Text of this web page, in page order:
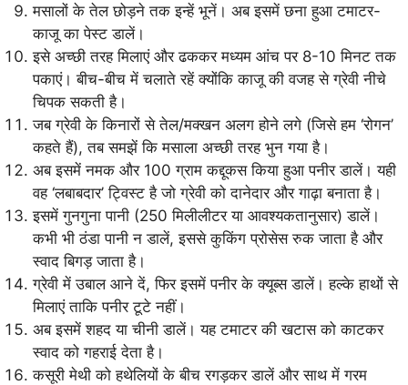
मसालों के तेल छोड़ने तक इन्हें भूनें। अब इसमें छना हुआ टमाटर-
काजू का पेस्ट डालें।
इसे अच्छी तरह मिलाएं और ढककर मध्यम आंच पर 8-10 मिनट तक
पकाएं। बीच-बीच में चलाते रहें क्योंकि काजू की वजह से ग्रेवी नीचे
चिपक सकती है।
जब ग्रेवी के किनारों से तेल/मक्खन अलग होने लगे (जिसे हम ‘रोगन’
कहते हैं), तब समझें कि मसाला अच्छी तरह भुन गया है।
अब इसमें नमक और 100 ग्राम कद्दूकस किया हुआ पनीर डालें। यही
वह ‘लबाबदार’ ट्विस्ट है जो ग्रेवी को दानेदार और गाढ़ा बनाता है।
इसमें गुनगुना पानी (250 मिलीलीटर या आवश्यकतानुसार) डालें।
कभी भी ठंडा पानी न डालें, इससे कुकिंग प्रोसेस रुक जाता है और
स्वाद बिगड़ जाता है।
ग्रेवी में उबाल आने दें, फिर इसमें पनीर के क्यूब्स डालें। हल्के हाथों से
मिलाएं ताकि पनीर टूटे नहीं।
अब इसमें शहद या चीनी डालें। यह टमाटर की खटास को काटकर
स्वाद को गहराई देता है।
कसूरी मेथी को हथेलियों के बीच रगड़कर डालें और साथ में गरम